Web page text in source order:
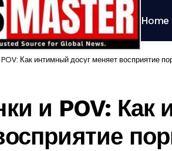
Home
POV: Как интимный досуг меняет восприятие
и POV: